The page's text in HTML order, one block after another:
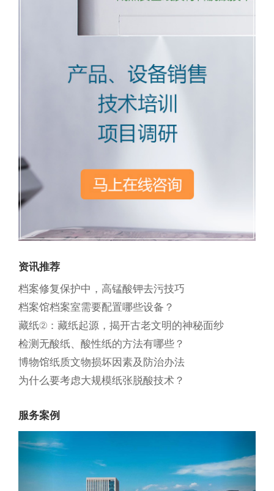
资讯推荐
档案修复保护中，高锰酸钾去污技巧
档案馆档案室需要配置哪些设备？
藏纸②：藏纸起源，揭开古老文明的神秘面纱
检测无酸纸、酸性纸的方法有哪些？
博物馆纸质文物损坏因素及防治办法
为什么要考虑大规模纸张脱酸技术？
服务案例
Previous